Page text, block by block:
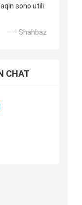
sono utili
—— Shahbaz
CHAT